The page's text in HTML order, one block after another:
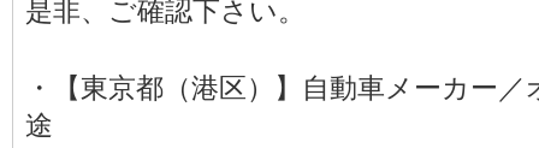
是非、ご確認下さい。
・【東京都（港区）】自動車メーカー
途